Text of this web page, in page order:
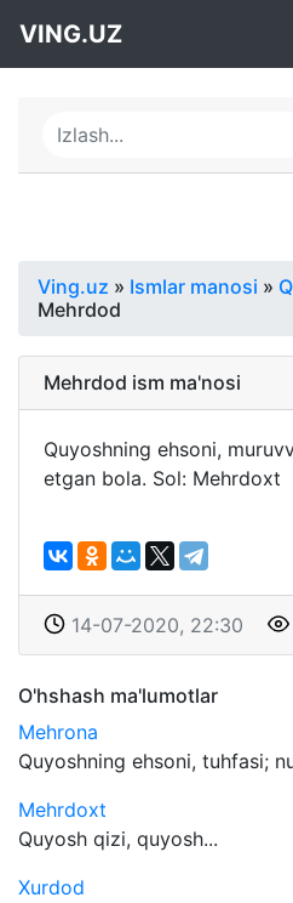
VING.UZ
Ving.uz » Ismlar manosi »
Mehrdod
Mehrdod ism ma'nosi
Quyoshning ehsoni,
etgan bola. Sol: Mehrdoxt
14-07-2020, 22:30
O'hshash ma'lumotlar
Mehrona
Quyoshning ehsoni, tuhfasi;
Mehrdoxt
Quyosh qizi, quyosh...
Xurdod